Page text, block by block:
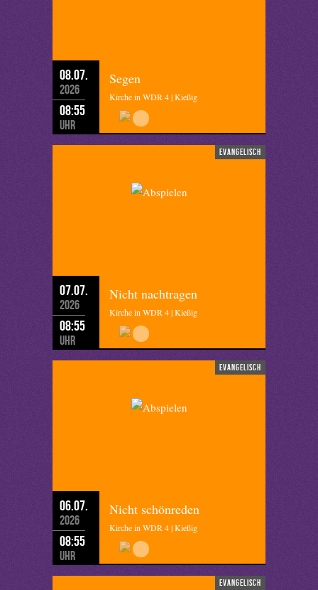
08.07.
2026
08:55
Uhr
Segen
Kirche in WDR 4 | Kießig
evangelisch
07.07.
2026
08:55
Uhr
Nicht nachtragen
Kirche in WDR 4 | Kießig
evangelisch
06.07.
2026
08:55
Uhr
Nicht schönreden
Kirche in WDR 4 | Kießig
evangelisch